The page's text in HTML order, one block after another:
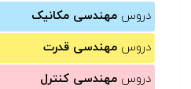
دروس مهندسی مکانیک
دروس مهندسی قدرت
دروس مهندسی کنترل